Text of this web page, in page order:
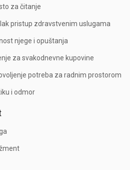
za čitanje
pristup zdravstvenim uslugama
njege i opuštanja
za svakodnevne kupovine
potreba za radnim prostorom
i odmor